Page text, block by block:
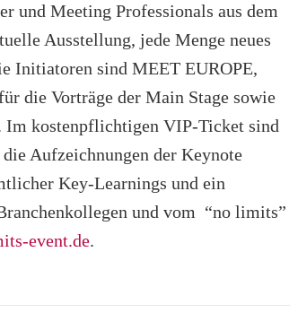
und Meeting Professionals aus dem
Ausstellung, jede Menge neues
Initiatoren sind MEET EUROPE,
die Vorträge der Main Stage sowie
Im kostenpflichtigen VIP-Ticket sind
Aufzeichnungen der Keynote
Key-Learnings und ein
und vom “no limits”
event.de.